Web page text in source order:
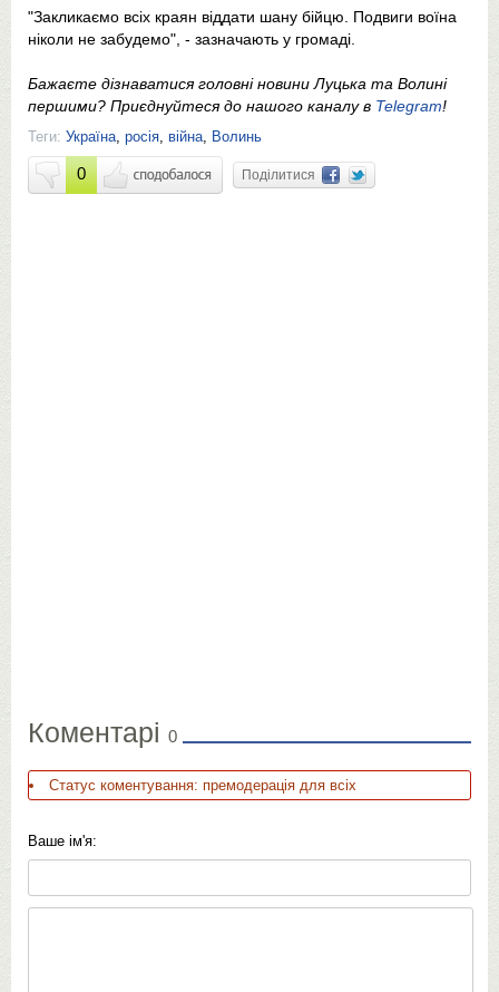
"Закликаємо всіх краян віддати шану бійцю. Подвиги воїна
ніколи не забудемо", - зазначають у громаді.
Бажаєте дізнаватися головні новини Луцька та Волині
першими? Приєднуйтеся до нашого каналу в Telegram!
Теги: Україна росія війна Волинь
0 Поділитися
Коментарі 0
Статус коментування: премодерація для всіх
Ваше ім'я: